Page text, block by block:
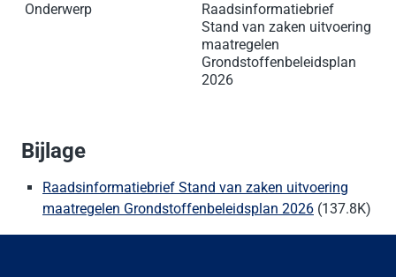
Onderwerp
Raadsinformatiebrief
Stand van zaken uitvoering
maatregelen
Grondstoffenbeleidsplan
2026
Bijlage
Raadsinformatiebrief Stand van zaken uitvoering
maatregelen Grondstoffenbeleidsplan 2026 (137.8K)